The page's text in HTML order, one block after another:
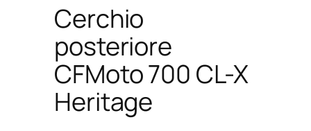
Cerchio
posteriore
CFMoto 700 CL-X
Heritage